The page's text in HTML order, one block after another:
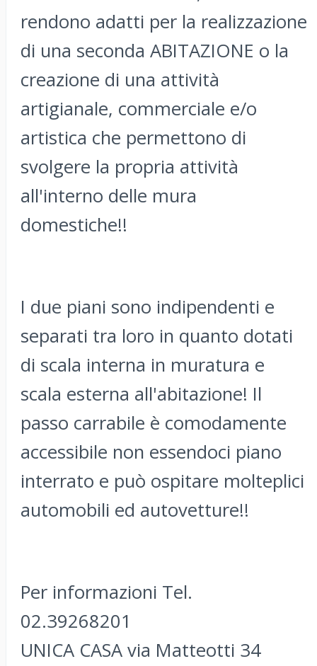
rendono adatti per la realizzazione
di una seconda ABITAZIONE o la
creazione di una attività
artigianale, commerciale e/o
artistica che permettono di
svolgere la propria attività
all'interno delle mura
domestiche!!
I due piani sono indipendenti e
separati tra loro in quanto dotati
di scala interna in muratura e
scala esterna all'abitazione! Il
passo carrabile è comodamente
accessibile non essendoci piano
interrato e può ospitare molteplici
automobili ed autovetture!!
Per informazioni Tel.
02.39268201
UNICA CASA via Matteotti 34